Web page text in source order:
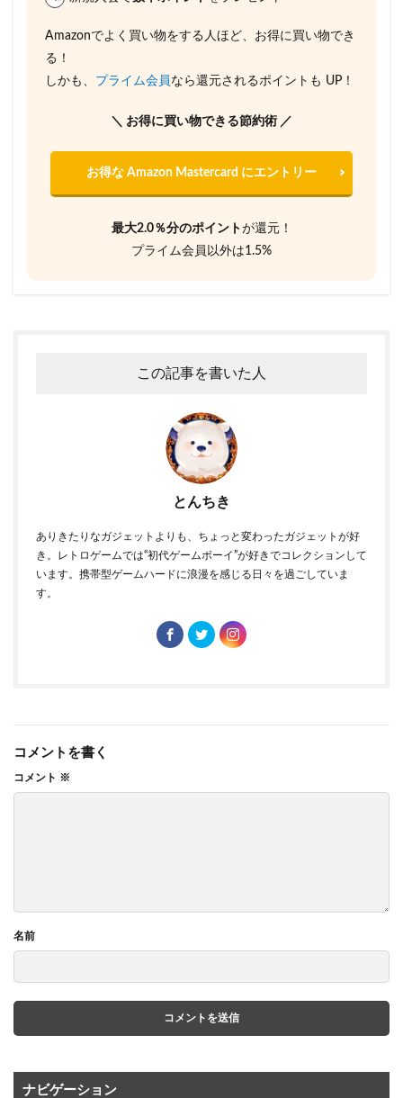
Amazonでよく買い物をする人ほど、お得に買い物でき
る！
しかも、 プライム会員 なら還元されるポイントも UP！
＼ お得に買い物できる節約術 ／
お得な Amazon Mastercard にエントリー
最大2.0％分のポイントが還元！
プライム会員以外は1.5%
この記事を書いた人
とんちき
ありきたりなガジェットよりも、ちょっと変わったガジェットが好
き。レトロゲームでは“初代ゲームボーイ”が好きでコレクションして
います。携帯型ゲームハードに浪漫を感じる日々を過ごしていま
す。
コメントを書く
コメント ※
名前
ナビゲーション